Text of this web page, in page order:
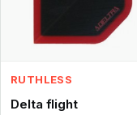
RUTHLESS
Delta flight